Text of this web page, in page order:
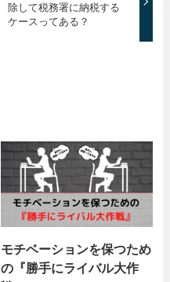
除して税務署に納税する
ケースってある？
モチベーションを保つため
の『勝手にライバル大作